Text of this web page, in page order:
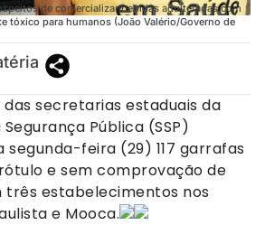
de comercializar bebidas adulteradas com
tóxico para humanos (João Valério/Governo de
secretarias estaduais da
Segurança Pública (SSP)
segunda-feira (29) 117 garrafas
e sem comprovação de
três estabelecimentos nos
e Mooca.